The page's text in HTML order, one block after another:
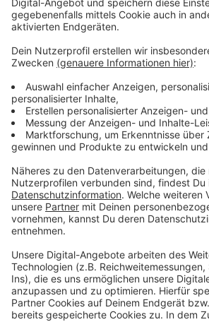
Düsseldorfer Klinik. Darunter sind
positivem Test, die eigentlich eine
Haupterkrankung haben. Auf den
unserer Stadt werden aktuell 14
behandelt – das entspricht fünf
Betten. Eine Überlastung des
droht also nicht.
Anzeige
Weitere Infos und Links zum
Anzeige
Hier informiert die Stadt
Infektionszahlen des RKI